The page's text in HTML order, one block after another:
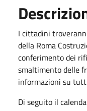
I cittadini
della Roma
conferimento dei
smaltimento delle
informazioni su
Di seguito il